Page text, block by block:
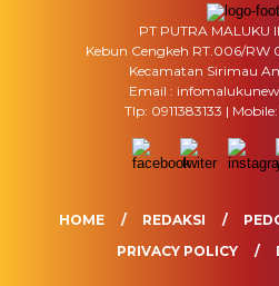
PT PUTRA MALUKU
Kebun Cengkeh RT.006/RW
Kecamatan Sirimau
Email :
Tlp: 0911383133 |
HOME REDAKSI
PRIVACY POLICY